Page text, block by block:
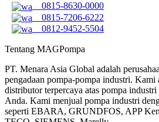
0815-8630-0000
0815-7206-6222
0812-9452-5504
Tentang MAGPompa
PT. Menara Asia Global adalah
pengadaan pompa-pompa industri. Kami
distributor terpercaya atas pompa
Anda. Kami menjual pompa industri
seperti EBARA, GRUNDFOS, APP